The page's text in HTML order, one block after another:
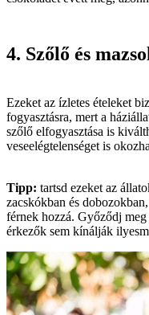
4. Szőlő és
Ezeket az ízletes ételeket
fogyasztásra, mert a
szőlő elfogyasztása is
veseelégtelenséget is
Tipp: tartsd ezeket az
zacskókban és
férnek hozzá. Győződj
érkezők sem kínálják